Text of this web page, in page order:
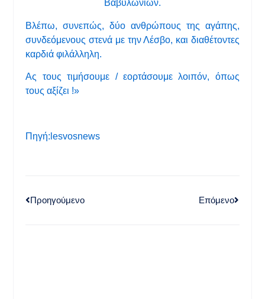
Βαβυλωνίων.
Βλέπω, συνεπώς, δύο ανθρώπους της αγάπης,
συνδεόμενους στενά με την Λέσβο, και διαθέτοντες
καρδιά φιλάλληλη.
Ας τους τιμήσουμε / εορτάσουμε λοιπόν, όπως
τους αξίζει !»
Πηγή:lesvosnews
Προηγούμενο Επόμενο